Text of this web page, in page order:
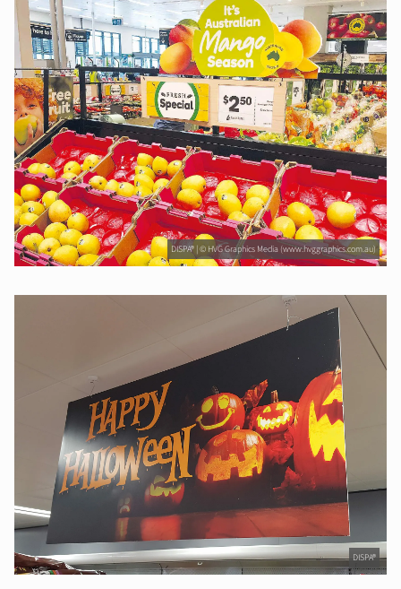
DISPA® | © HVG Graphics Media (www.hvggraphics.com.au)
DISPA®